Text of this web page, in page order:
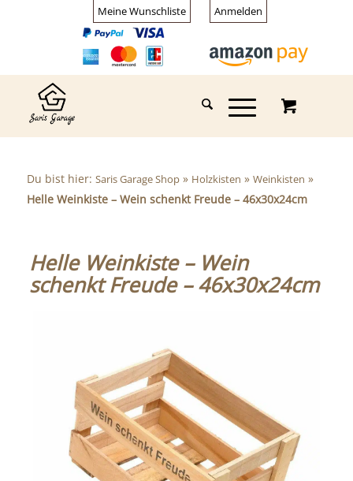
Meine Wunschliste Anmelden
Du bist hier: Saris Garage Shop» Holzkisten » Weinkisten »
Helle Weinkiste – Wein schenkt Freude – 46x30x24cm
Helle Weinkiste – Wein
schenkt Freude – 46x30x24cm